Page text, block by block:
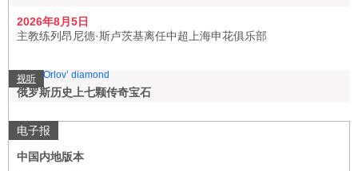
2026年8月5日
主教练列昂尼德·斯卢茨基离任中超上海申花俱乐部
视听
俄罗斯历史上七颗传奇宝石
电子报
中国内地版本